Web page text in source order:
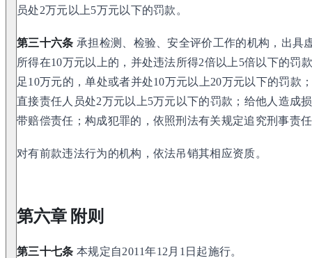
员处2万元以上5万元以下的罚款。
第三十六条 承担检测、检验、安全评价工作的机构，出具
所得在10万元以上的，并处违法所得2倍以上5倍以下的罚
足10万元的，单处或者并处10万元以上20万元以下的罚款
直接责任人员处2万元以上5万元以下的罚款；给他人造成
带赔偿责任；构成犯罪的，依照刑法有关规定追究刑事责
对有前款违法行为的机构，依法吊销其相应资质。
第六章 附则
第三十七条 本规定自2011年12月1日起施行。